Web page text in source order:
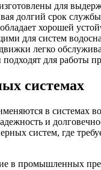
для
долгий срок
хорошей
для систем
легко
для работы
системах
в системах
и
систем, где
в промышленных